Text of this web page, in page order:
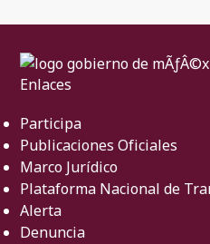
Enlaces
Participa
Publicaciones Oficiales
Marco Jurídico
Plataforma Nacional de
Alerta
Denuncia